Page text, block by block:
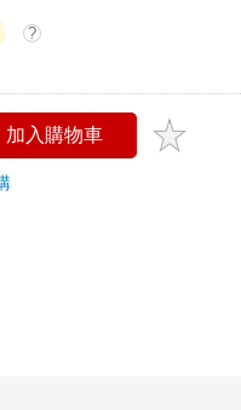
?
加入購物車